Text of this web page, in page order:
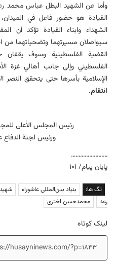
وأما عن الشهید البطل عباس محمد
القیادة هو حضور فاعل في
الشهداء وابناء القیادة تؤكد أن
سیواصلان مسیرتهما وتضحیاتهما من
القضیة الفلسطینیة وسوف
الفلسطیني وإلی جانب أهالي غزة
الإسلامیة بأسرها حتی یتحقق النصر
انتقام.
رئیس المجلس الأعلی
ورئیس لجنة الدفاع
……………………
پایان پیام/ ۱۰۱
تگ ها: بنیاد بین‌المللی عاشوراء
رعد
محمدحسن اختری
لینک کوتاه